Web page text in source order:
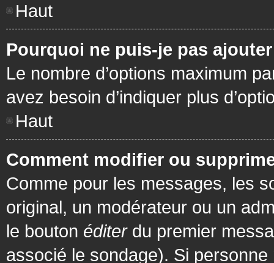
Haut
Pourquoi ne puis-je pas
Le nombre d’options maximum
avez besoin d’indiquer plus
Haut
Comment modifier ou
Comme pour les messages, les
original, un modérateur ou un
le bouton éditerdu premier
associé le sondage). Si personne